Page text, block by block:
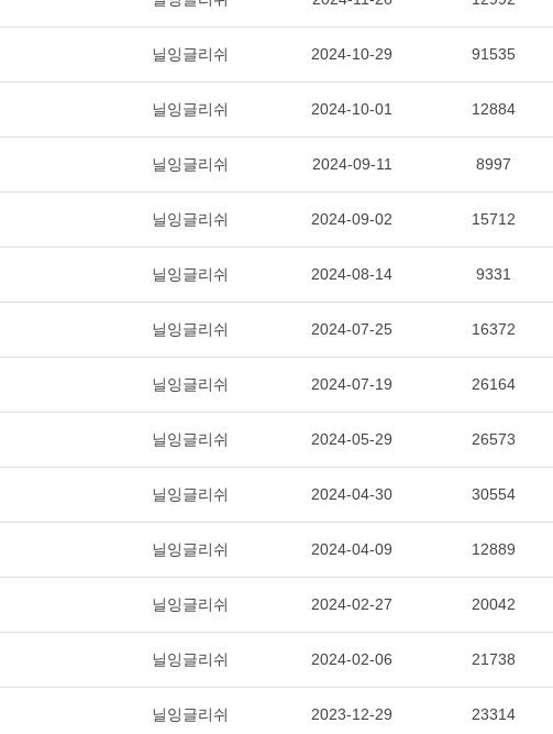
닐잉글리쉬 2024-10-29 91535
닐잉글리쉬 2024-10-01 12884
닐잉글리쉬 2024-09-11 8997
닐잉글리쉬 2024-09-02 15712
닐잉글리쉬 2024-08-14 9331
닐잉글리쉬 2024-07-25 16372
닐잉글리쉬 2024-07-19 26164
닐잉글리쉬 2024-05-29 26573
닐잉글리쉬 2024-04-30 30554
닐잉글리쉬 2024-04-09 12889
닐잉글리쉬 2024-02-27 20042
닐잉글리쉬 2024-02-06 21738
닐잉글리쉬 2023-12-29 23314